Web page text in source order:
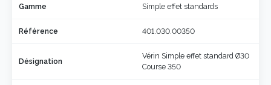
Gamme Simple effet standards
Référence 401.030.00350
Désignation
Vérin Simple effet standard Ø30
Course 350